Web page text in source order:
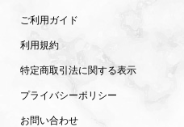
ご利用ガイド
利用規約
特定商取引法に関する表示
プライバシーポリシー
お問い合わせ